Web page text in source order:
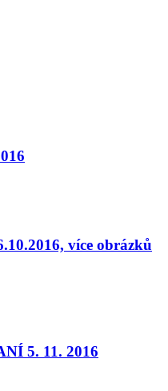
více obrázků
5. 11. 2016